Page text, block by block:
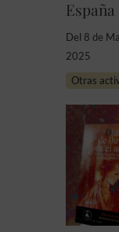
España
Del 8 de
2025
Otras